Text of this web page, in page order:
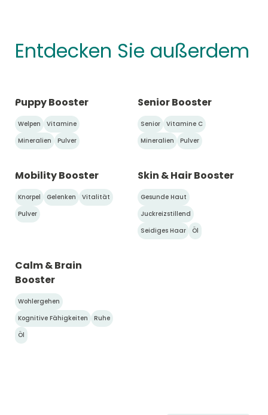
Entdecken Sie außerdem
Puppy Booster
Welpen
Vitamine
Mineralien
Pulver
Senior Booster
Senior
Vitamine C
Mineralien
Pulver
Mobility Booster
Knorpel Gelenken
Vitalität
Pulver
Skin & Hair Booster
Gesunde Haut
Juckreizstillend
Seidiges Haar
Öl
Calm & Brain
Booster
Wohlergehen
Kognitive Fähigkeiten
Ruhe
Öl